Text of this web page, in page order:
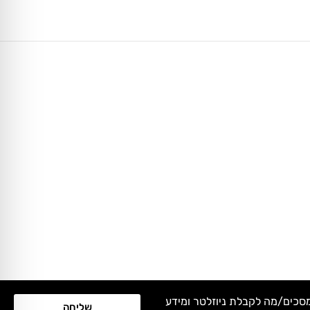
מה לקבלת ניוזלטר ומידע